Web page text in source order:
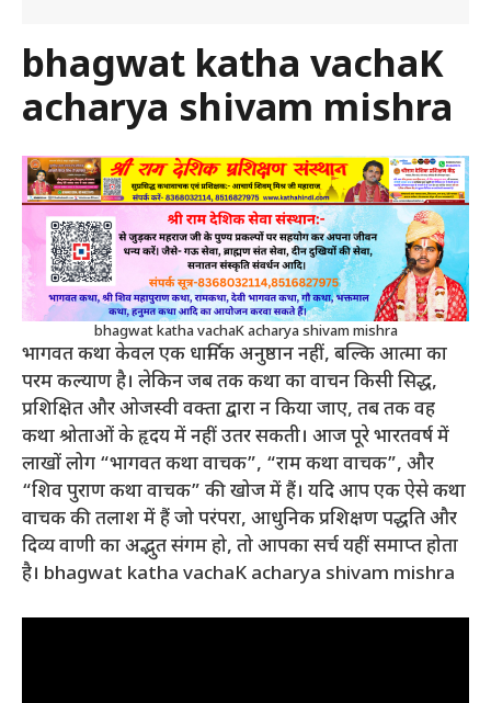
bhagwat katha vachaK
acharya shivam mishra
bhagwat katha vachaK acharya shivam mishra
भागवत कथा केवल एक धार्मिक अनुष्ठान नहीं, बल्कि आत्मा का
परम कल्याण है। लेकिन जब तक कथा का वाचन किसी सिद्ध,
प्रशिक्षित और ओजस्वी वक्ता द्वारा न किया जाए, तब तक वह
कथा श्रोताओं के हृदय में नहीं उतर सकती। आज पूरे भारतवर्ष में
लाखों लोग “भागवत कथा वाचक”, “राम कथा वाचक”, और
“शिव पुराण कथा वाचक” की खोज में हैं। यदि आप एक ऐसे कथा
वाचक की तलाश में हैं जो परंपरा, आधुनिक प्रशिक्षण पद्धति और
दिव्य वाणी का अद्भुत संगम हो, तो आपका सर्च यहीं समाप्त होता
है। bhagwat katha vachaK acharya shivam mishra